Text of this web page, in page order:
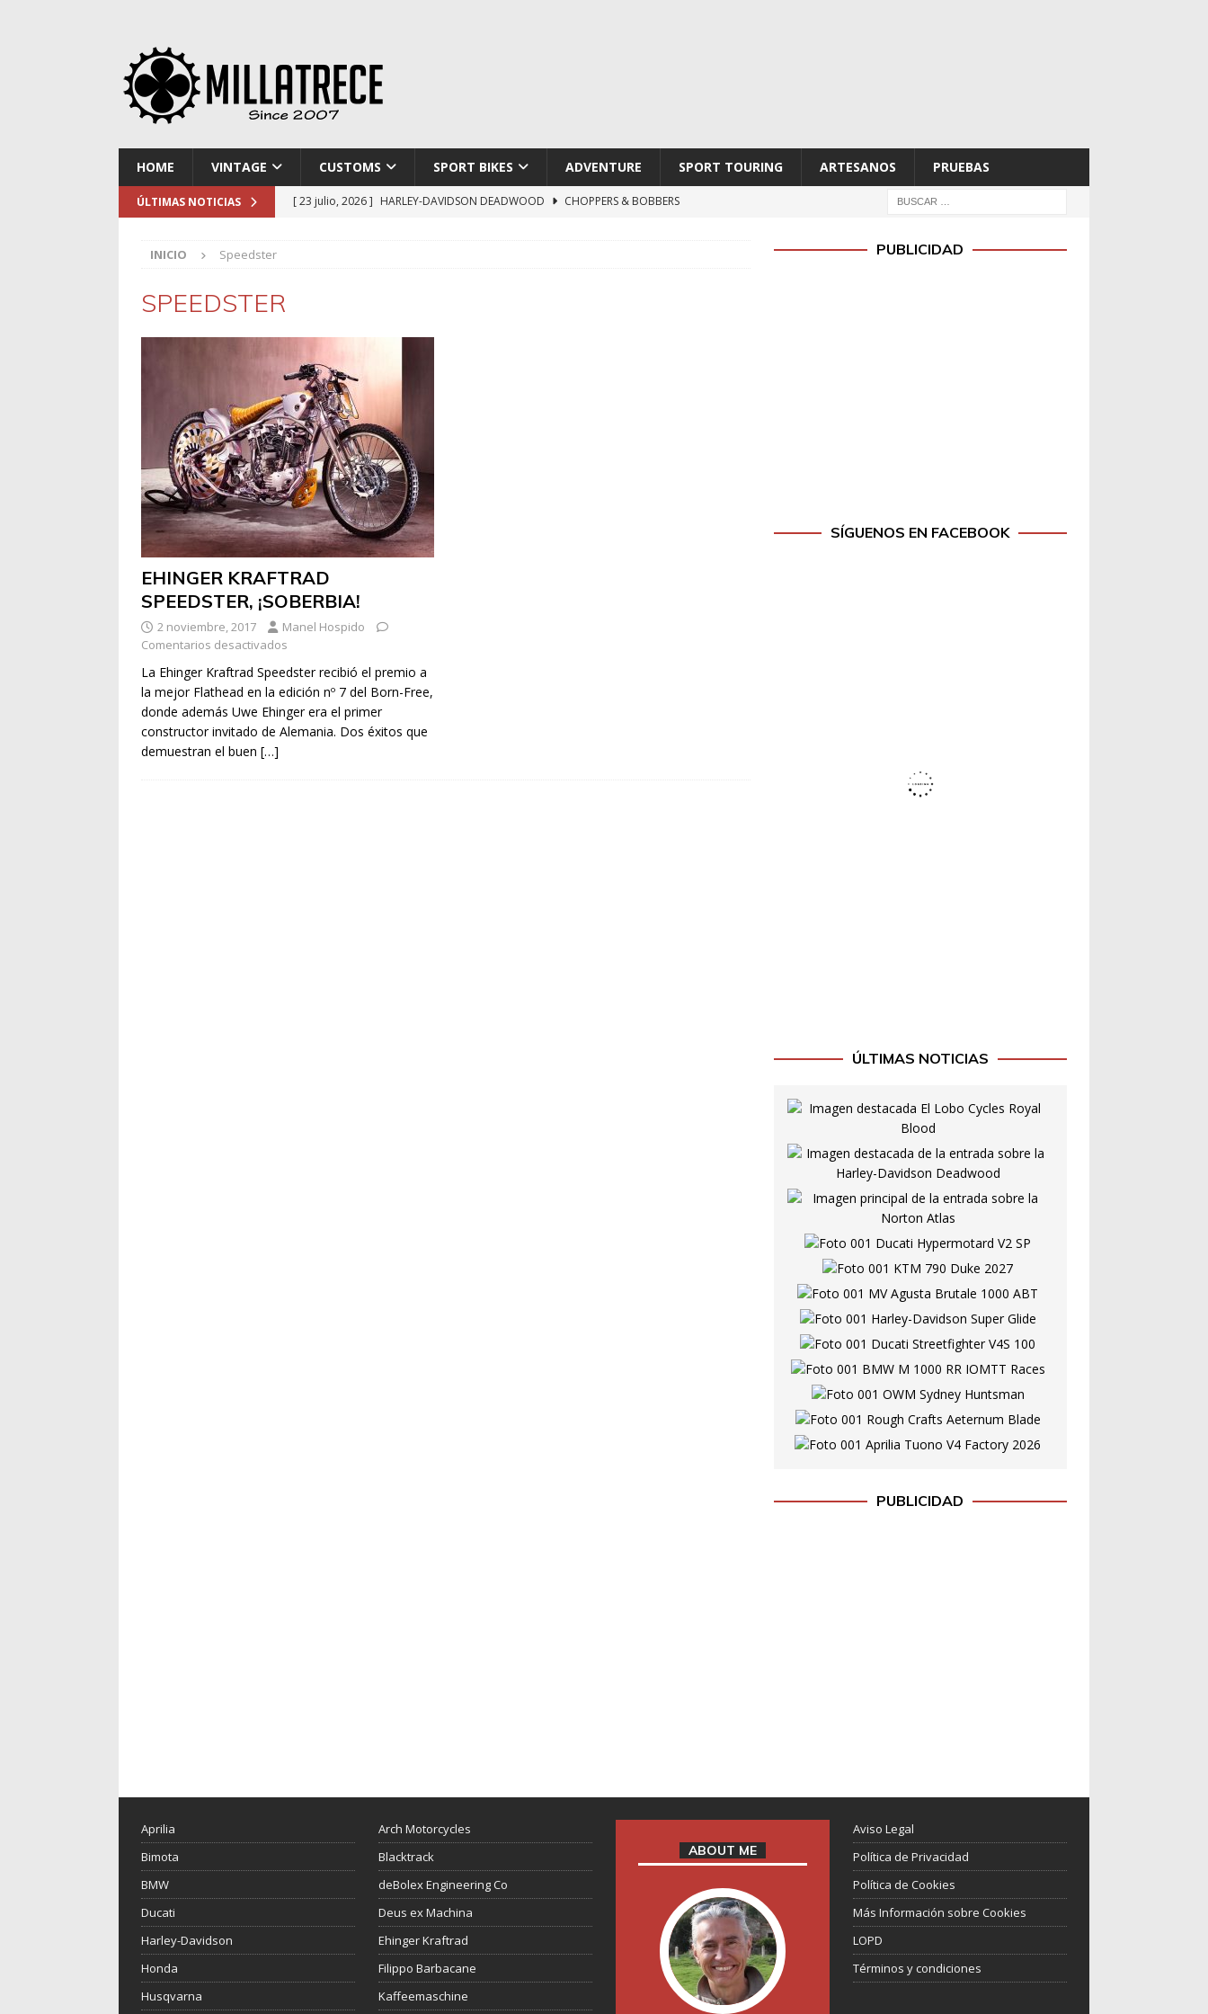
HOME VINTAGE CUSTOMS SPORT BIKES ADVENTURE SPORT TOURING ARTESANOS PRUEBAS
ÚLTIMAS NOTICIAS [ 23 julio, 2026 ] HARLEY-DAVIDSON DEADWOOD
CHOPPERS & BOBBERS
INICIO Speedster
SPEEDSTER
EHINGER KRAFTRAD
SPEEDSTER, ¡SOBERBIA!
2 noviembre, 2017
Manel Hospido
Comentarios desactivados
La Ehinger Kraftrad Speedster recibió el premio a
la mejor Flathead en la edición nº 7 del Born-Free,
donde además Uwe Ehinger era el primer
constructor invitado de Alemania. Dos éxitos que
demuestran el buen […]
PUBLICIDAD
SÍGUENOS EN FACEBOOK
ÚLTIMAS NOTICIAS
PUBLICIDAD
Aprilia
Bimota
BMW
Ducati
Harley-Davidson
Honda
Husqvarna
Arch Motorcycles
Blacktrack
deBolex Engineering Co
Deus ex Machina
Ehinger Kraftrad
Filippo Barbacane
Kaffeemaschine
ABOUT ME
Aviso Legal
Política de Privacidad
Política de Cookies
Más Información sobre Cookies
LOPD
Términos y condiciones